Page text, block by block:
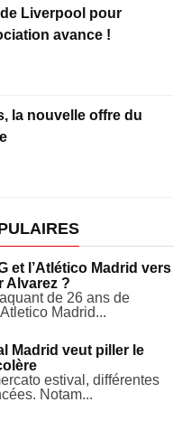
Liverpool pour
avance !
la nouvelle offre du
et l’Atlético Madrid vers
Alvarez ?
de 26 ans de
Madrid...
Madrid veut piller le
estival, différentes
Notam...